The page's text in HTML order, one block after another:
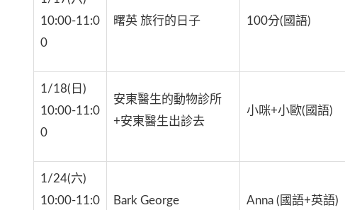
10:00-11:0
0
曙英 旅行的日子 100分(國語)
1/18(日)
10:00-11:0
0
安東醫生的動物診所
+安東醫生出診去
小咪+小歐(國語)
1/24(六)
10:00-11:0
Bark George Anna (國語+英語)